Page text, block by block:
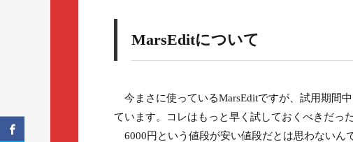
MarsEditについて
今まさに使っているMarsEditですが、試用期間
ています。コレはもっと早く試しておくべきだった
6000円という値段が安い値段だとは思わないん